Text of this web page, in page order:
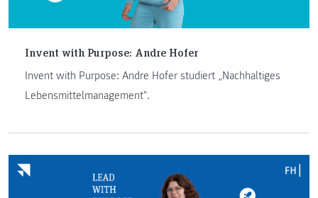
Invent with Purpose: Andre Hofer
Invent with Purpose: Andre Hofer studiert „Nachhaltiges
Lebensmittelmanagement".